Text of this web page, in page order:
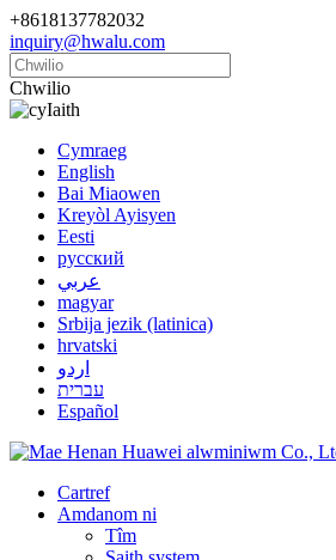
+8618137782032
inquiry@hwalu.com
Chwilio
Iaith
Cymraeg
English
Bai Miaowen
Kreyòl Ayisyen
Eesti
русский
عربي
magyar
Srbija jezik (latinica)
hrvatski
اردو
עברית
Español
Cartref
Amdanom ni
Tîm